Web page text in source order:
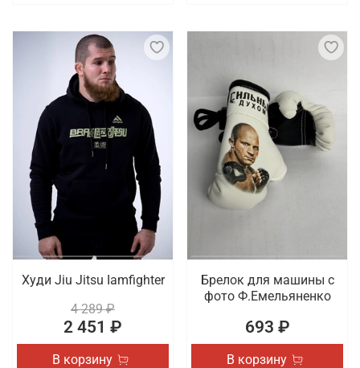
Худи Jiu Jitsu Iamfighter
4 289 ₽
2 451 ₽
В корзину
Брелок для машины с
фото Ф.Емельяненко
693 ₽
В корзину